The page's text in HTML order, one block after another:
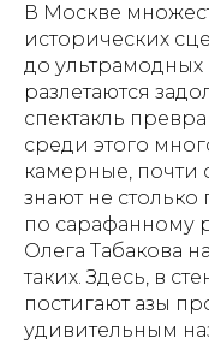
В Москве
исторических
до
разлетаются
спектакль
среди этого
камерные, почти
знают не
по сарафанному
Олега Табакова
таких. Здесь, в
постигают азы
удивительным